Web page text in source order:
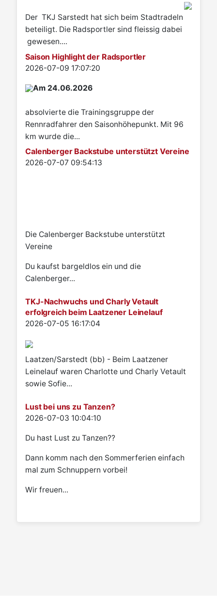
Der TKJ Sarstedt hat sich beim Stadtradeln
beteiligt. Die Radsportler sind fleissig dabei
gewesen....
Saison Highlight der Radsportler
Details
2026-07-09 17:07:20
Am 24.06.2026
absolvierte die Trainingsgruppe der
Rennradfahrer den Saisonhöhepunkt. Mit 96
km wurde die...
Calenberger Backstube unterstützt Vereine
Details
2026-07-07 09:54:13
Die Calenberger Backstube unterstützt
Vereine
Du kaufst bargeldlos ein und die
Calenberger...
TKJ-Nachwuchs und Charly Vetault
erfolgreich beim Laatzener Leinelauf
Details
2026-07-05 16:17:04
Laatzen/Sarstedt (bb) - Beim Laatzener
Leinelauf waren Charlotte und Charly Vetault
sowie Sofie...
Lust bei uns zu Tanzen?
Details
2026-07-03 10:04:10
Du hast Lust zu Tanzen??
Dann komm nach den Sommerferien einfach
mal zum Schnuppern vorbei!
Wir freuen...